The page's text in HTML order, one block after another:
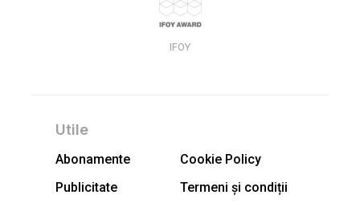
IFOY
Utile
Abonamente
Cookie Policy
Publicitate
Termeni și condiții